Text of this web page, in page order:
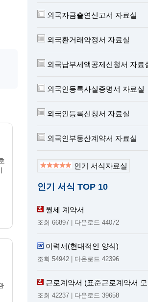
외국자금출연신고서 자료실
외국환거래약정서 자료실
외국납부세액공제신청서 자료
외국인등록사실증명서 자료실
외국인등록신청서 자료실
외국인부동산계약서 자료실
인기 서식자료실
인기 서식 TOP 10
월세 계약서
조회 66897 | 다운로드 44072
이력서(현대적인 양식)
조회 54942 | 다운로드 42396
근로계약서 (표준근로계약서
조회 42237 | 다운로드 39658